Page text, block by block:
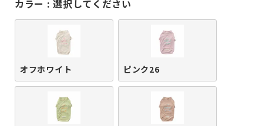
カラー 選択してください
オフホワイト ピンク26